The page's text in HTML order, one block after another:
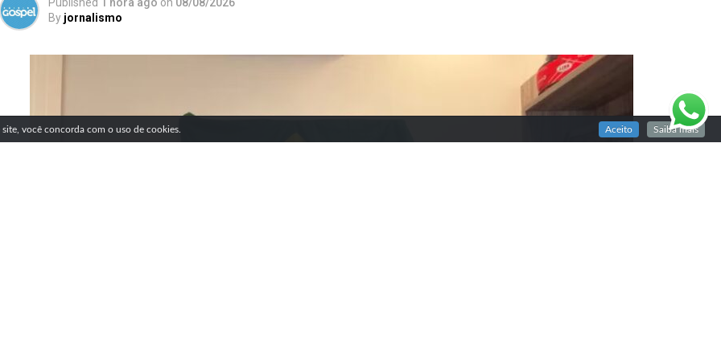
By jornalismo
você concorda com o uso de cookies. Aceito Saiba mais